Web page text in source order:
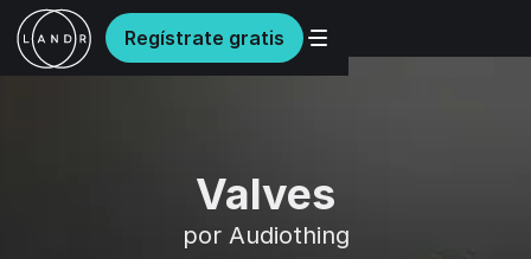
Regístrate gratis
Valves
por Audiothing